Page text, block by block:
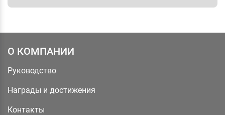
О КОМПАНИИ
Руководство
Награды и достижения
Контакты